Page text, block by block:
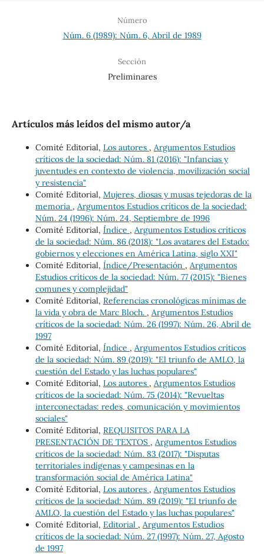
Número
Núm. 6 (1989): Núm. 6, Abril de 1989
Sección
Preliminares
Artículos más leídos del mismo autor/a
Comité Editorial, Los autores , Argumentos Estudios
críticos de la sociedad: Núm. 81 (2016): "Infancias y
juventudes en contexto de violencia, movilización social
y resistencia"
Comité Editorial, Mujeres, diosas y musas tejedoras de la
memoria , Argumentos Estudios críticos de la sociedad:
Núm. 24 (1996): Núm. 24, Septiembre de 1996
Comité Editorial, Índice , Argumentos Estudios críticos
de la sociedad: Núm. 86 (2018): "Los avatares del Estado:
gobiernos y elecciones en América Latina, siglo XXI"
Comité Editorial, Índice/Presentación , Argumentos
Estudios críticos de la sociedad: Núm. 77 (2015): "Bienes
comunes y complejidad"
Comité Editorial, Referencias cronológicas mínimas de
la vida y obra de Marc Bloch. , Argumentos Estudios
críticos de la sociedad: Núm. 26 (1997): Núm. 26, Abril de
1997
Comité Editorial, Índice , Argumentos Estudios críticos
de la sociedad: Núm. 89 (2019): "El triunfo de AMLO, la
cuestión del Estado y las luchas populares"
Comité Editorial, Los autores , Argumentos Estudios
críticos de la sociedad: Núm. 75 (2014): "Revueltas
interconectadas: redes, comunicación y movimientos
sociales"
Comité Editorial, REQUISITOS PARA LA
PRESENTACIÓN DE TEXTOS , Argumentos Estudios
críticos de la sociedad: Núm. 83 (2017): "Disputas
territoriales indígenas y campesinas en la
transformación social de América Latina"
Comité Editorial, Los autores , Argumentos Estudios
críticos de la sociedad: Núm. 89 (2019): "El triunfo de
AMLO, la cuestión del Estado y las luchas populares"
Comité Editorial, Editorial , Argumentos Estudios
críticos de la sociedad: Núm. 27 (1997): Núm. 27, Agosto
de 1997